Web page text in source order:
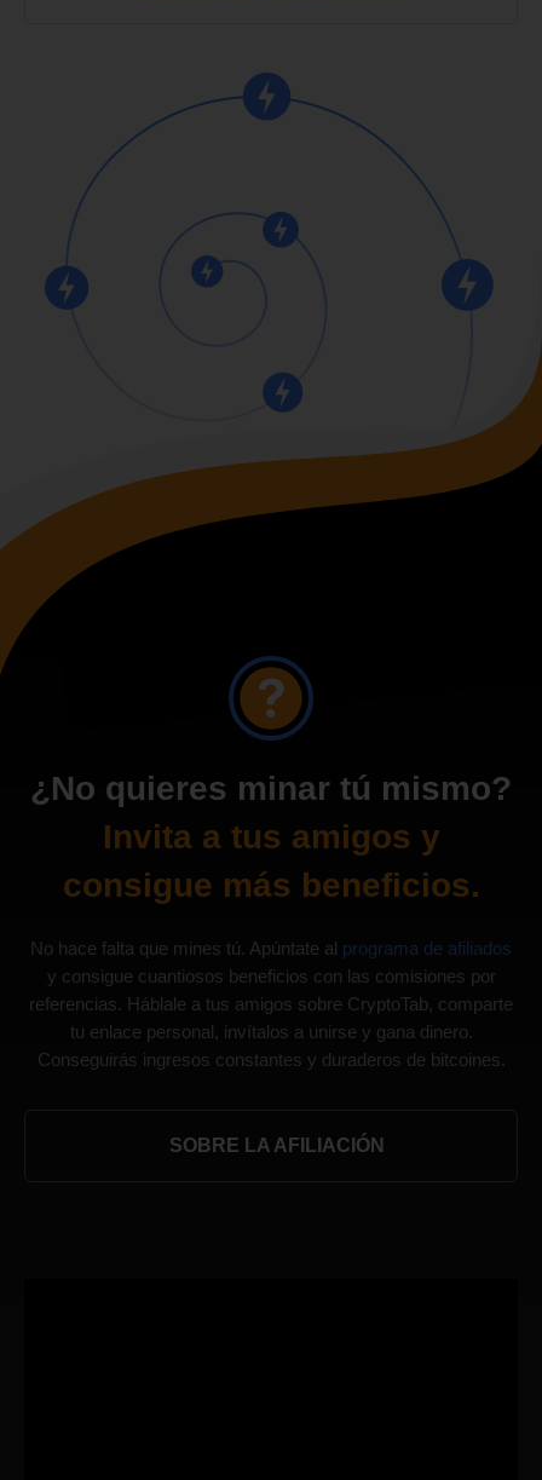
¿No quieres minar tú mismo?
Invita a tus amigos y
consigue más beneficios.
No hace falta que mines tú. Apúntate al programa de afiliados
y consigue cuantiosos beneficios con las comisiones por
referencias. Háblale a tus amigos sobre CryptoTab, comparte
tu enlace personal, invítalos a unirse y gana dinero.
Conseguirás ingresos constantes y duraderos de bitcoines.
SOBRE LA AFILIACIÓN